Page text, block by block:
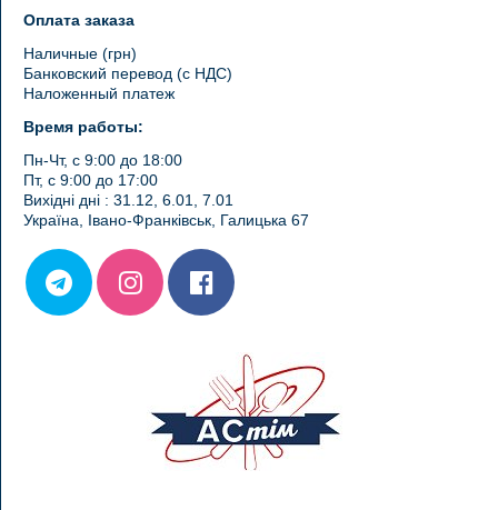
Оплата заказа
Наличные (грн)
Банковский перевод (с НДС)
Наложенный платеж
Время работы:
Пн-Чт, с 9:00 до 18:00
Пт, с 9:00 до 17:00
Вихідні дні : 31.12, 6.01, 7.01
Україна, Івано-Франківськ, Галицька 67